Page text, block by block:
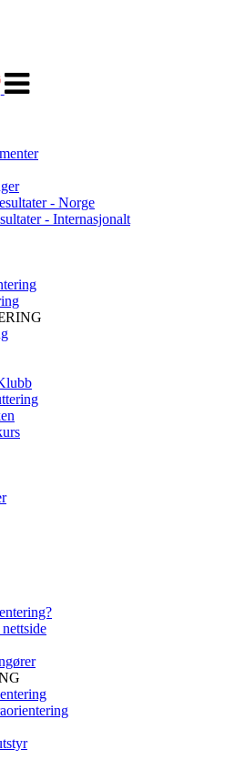
navigasjon
- Norge
- Internasjonalt